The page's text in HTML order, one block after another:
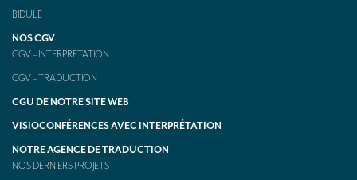
BIDULE
NOS CGV
CGV – INTERPRÉTATION
CGV – TRADUCTION
CGU DE NOTRE SITE WEB
VISIOCONFÉRENCES AVEC INTERPRÉTATION
NOTRE AGENCE DE TRADUCTION
NOS DERNIERS PROJETS